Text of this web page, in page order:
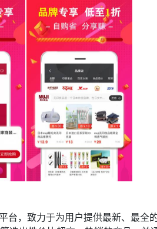
台，致力于为用户提供最新、最全